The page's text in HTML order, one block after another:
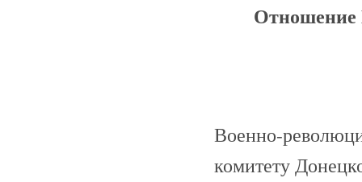
Отношение
Военно-
комитету